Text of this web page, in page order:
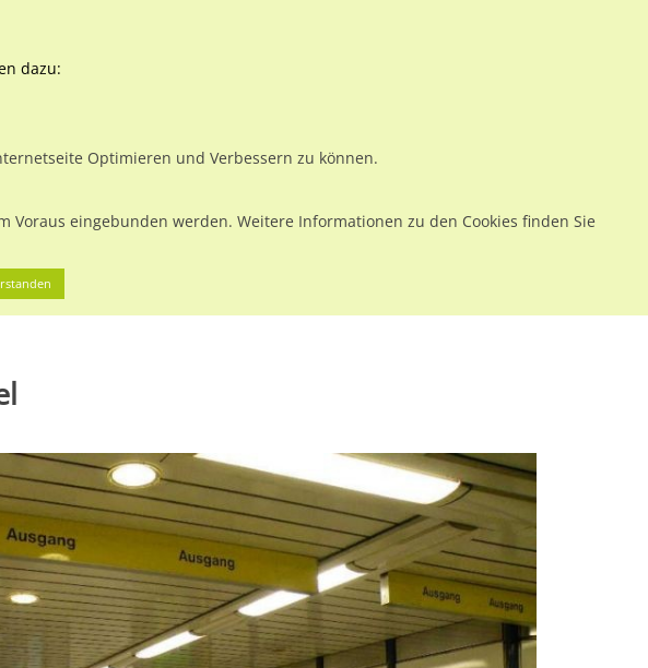
B Ri. Hbf neb. Aufzug
dazu:
Optimieren und Verbessern zu können.
Voraus eingebunden werden. Weitere Informationen zu den Cookies finden Sie